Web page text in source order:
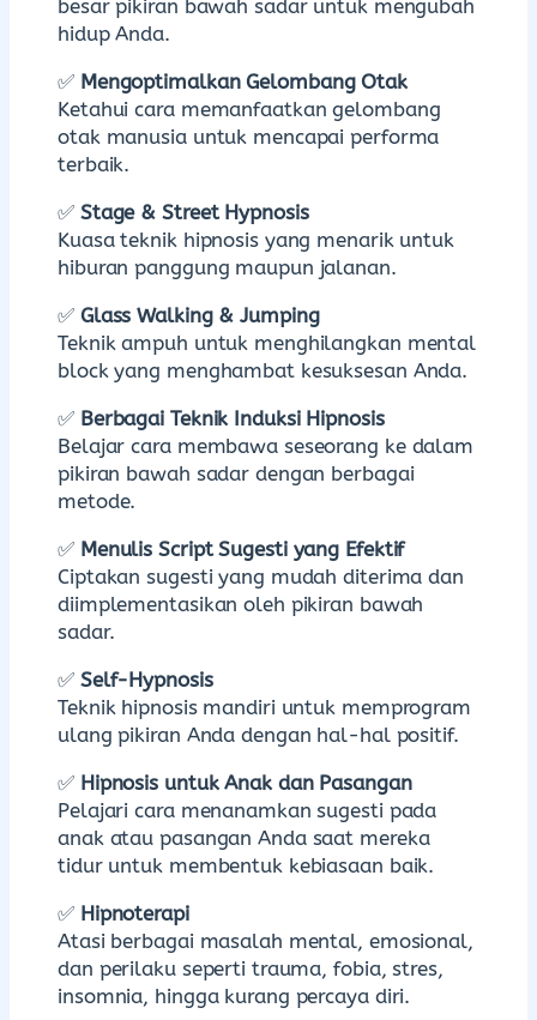
besar pikiran bawah sadar untuk mengubah
hidup Anda.
✅ Mengoptimalkan Gelombang Otak
Ketahui cara memanfaatkan gelombang
otak manusia untuk mencapai performa
terbaik.
✅ Stage & Street Hypnosis
Kuasa teknik hipnosis yang menarik untuk
hiburan panggung maupun jalanan.
✅ Glass Walking & Jumping
Teknik ampuh untuk menghilangkan mental
block yang menghambat kesuksesan Anda.
✅ Berbagai Teknik Induksi Hipnosis
Belajar cara membawa seseorang ke dalam
pikiran bawah sadar dengan berbagai
metode.
✅ Menulis Script Sugesti yang Efektif
Ciptakan sugesti yang mudah diterima dan
diimplementasikan oleh pikiran bawah
sadar.
✅ Self-Hypnosis
Teknik hipnosis mandiri untuk memprogram
ulang pikiran Anda dengan hal-hal positif.
✅ Hipnosis untuk Anak dan Pasangan
Pelajari cara menanamkan sugesti pada
anak atau pasangan Anda saat mereka
tidur untuk membentuk kebiasaan baik.
✅ Hipnoterapi
Atasi berbagai masalah mental, emosional,
dan perilaku seperti trauma, fobia, stres,
insomnia, hingga kurang percaya diri.